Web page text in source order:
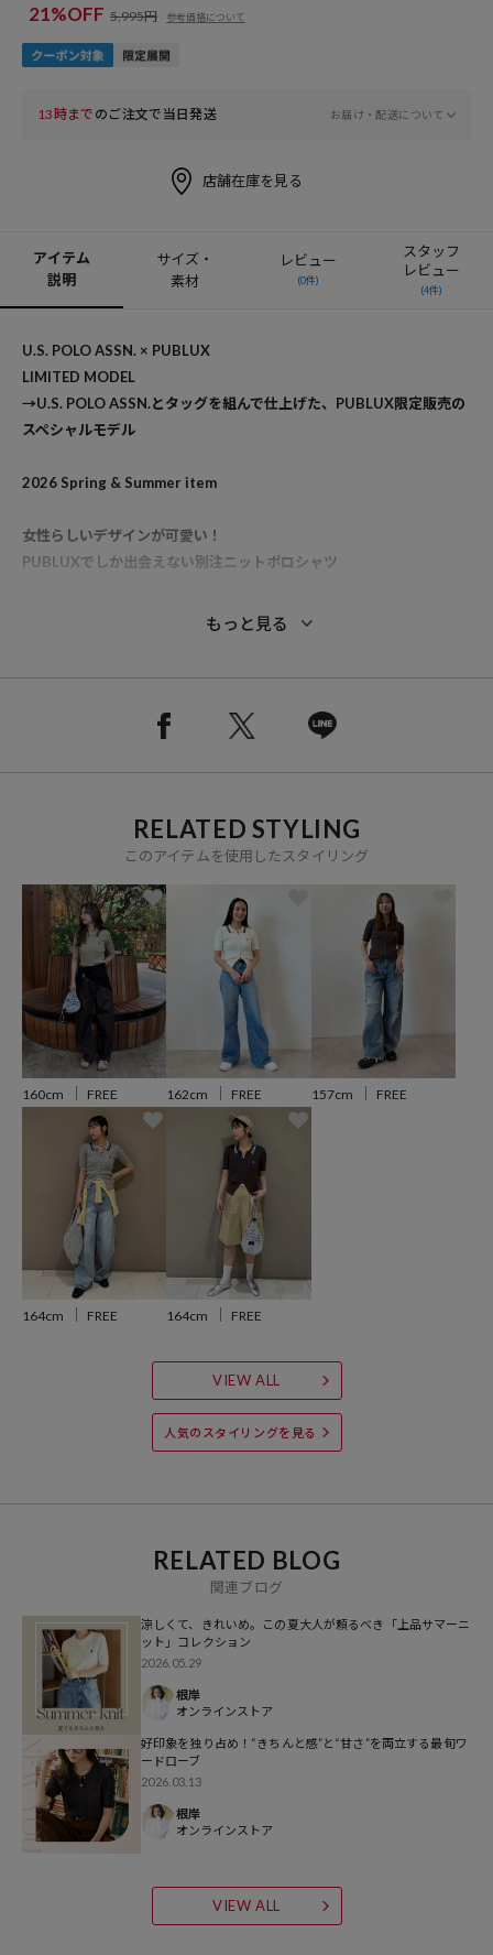
21%OFF 5,995円 参考価格について
13時まで のご注文で当日発送 お届け・配送について
店舗在庫を見る
アイテム
説明
サイズ・
素材
レビュー
(0件)
スタッフ
レビュー
(4件)
U.S. POLO ASSN. × PUBLUX
LIMITED MODEL
→U.S. POLO ASSN.とタッグを組んで仕上げた、PUBLUX限定販売の
スペシャルモデル
2026 Spring & Summer item
女性らしいデザインが可愛い！
PUBLUXでしか出会えない別注ニットポロシャツ
●細リブデザインで華奢見えが叶う半袖ニットカーデ
◆おすすめコーディネート
細身のスッキリとしたデザインなので、ワイドパンツやボリュームの
あるスカートと好相性。
ボタンを閉めてタックインして大人カジュアルな着こなしや、
裾のボタンを開けてちらっと肌見せするトレンド感のあるストレート
コーデも◎
※商品の色味は、商品詳細画像をご確認ください。
※掲載画像の商品の色味は、屋外や屋内の光の照射や角度により実物
と色味が異なる場合がございます。また表示のサイズ感と実物は若干
異なる場合もございますので、予めご了承ください。
※着用、お取り扱いの際は、商品についている品質表示とアテンショ
ンタグを必ずご確認下さい。
▼PUBLUXの新作アイテムはこちら：新作商品一覧
▼U.S. POLO ASSN. コラボアイテム一覧はこちら：
▼迷ったらこれな定番ベーシックアイテム一覧はこちら：
ベーシックアイテム一覧
行予約・先行割引は含まれません）開始時点の価格です。
ブランド説明
【PUBLUX/パブリュクス】
その瞬間を大切に、なりたい自分になれたら。
いま着たいリアルクローズを自由な感性で提案する、
ジェンダーレスなストリートブランドです。
【U.S. POLO ASSN./ユーエスポロアッスン】
アメリカ唯一のPOLO競技のオフィシャル団体として1890年に設立。
米国を中心にバッグやアパレル、腕時計他幅広い商品展開を行ってお
もっと見る
RELATED STYLING
このアイテムを使用したスタイリング
160cm FREE 162cm FREE 157cm FREE
164cm FREE 164cm FREE
VIEW ALL
人気のスタイリングを見る
RELATED BLOG
関連ブログ
涼しくて、きれいめ。この夏大人が頼るべき「上品サマーニ
ット」コレクション
2026.05.29
根岸
オンラインストア
好印象を独り占め！“きちんと感”と“甘さ”を両立する最旬ワ
ードローブ
2026.03.13
根岸
オンラインストア
VIEW ALL